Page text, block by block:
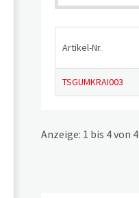
Artikel-Nr.
TSGUMKRAI003
Anzeige: 1 bis 4 von 4